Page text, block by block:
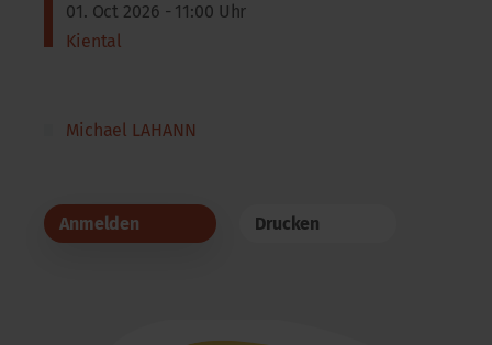
01. Oct 2026 - 11:00 Uhr
Kiental
Michael LAHANN
Anmelden Drucken